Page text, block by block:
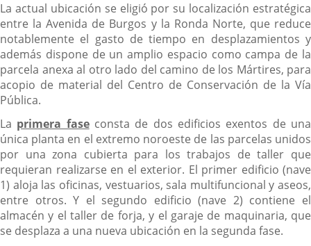
La actual ubicación se eligió por su localización estratégica
entre la Avenida de Burgos y la Ronda Norte, que reduce
notablemente el gasto de tiempo en desplazamientos y
además dispone de un amplio espacio como campa de la
parcela anexa al otro lado del camino de los Mártires, para
acopio de material del Centro de Conservación de la Vía
Pública.
La primera faseconsta de dos edificios exentos de una
única planta en el extremo noroeste de las parcelas unidos
por una zona cubierta para los trabajos de taller que
requieran realizarse en el exterior. El primer edificio (nave
1) aloja las oficinas, vestuarios, sala multifuncional y aseos,
entre otros. Y el segundo edificio (nave 2) contiene el
almacén y el taller de forja, y el garaje de maquinaria, que
se desplaza a una nueva ubicación en la segunda fase.